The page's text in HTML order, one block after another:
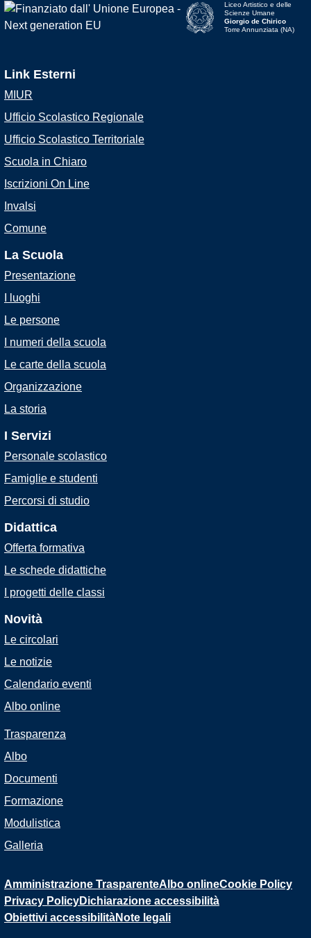
Liceo Artistico e delle
Scienze Umane
Giorgio de Chirico
Torre Annunziata (NA)
Link Esterni
MIUR
Ufficio Scolastico Regionale
Ufficio Scolastico Territoriale
Scuola in Chiaro
Iscrizioni On Line
Invalsi
Comune
La Scuola
Presentazione
I luoghi
Le persone
I numeri della scuola
Le carte della scuola
Organizzazione
La storia
I Servizi
Personale scolastico
Famiglie e studenti
Percorsi di studio
Didattica
Offerta formativa
Le schede didattiche
I progetti delle classi
Novità
Le circolari
Le notizie
Calendario eventi
Albo online
Trasparenza
Albo
Documenti
Formazione
Modulistica
Galleria
Amministrazione TrasparenteAlbo onlineCookie Policy
Privacy PolicyDichiarazione accessibilità
Obiettivi accessibilitàNote legali